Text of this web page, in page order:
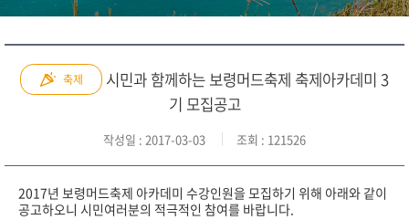
축제
시민과 함께하는 보령머드축제 축제아카데미 3
기 모집공고
작성일 : 2017-03-03 조회 : 121526
2017년 보령머드축제 아카데미 수강인원을 모집하기 위해 아래와 같이
공고하오니 시민여러분의 적극적인 참여를 바랍니다.